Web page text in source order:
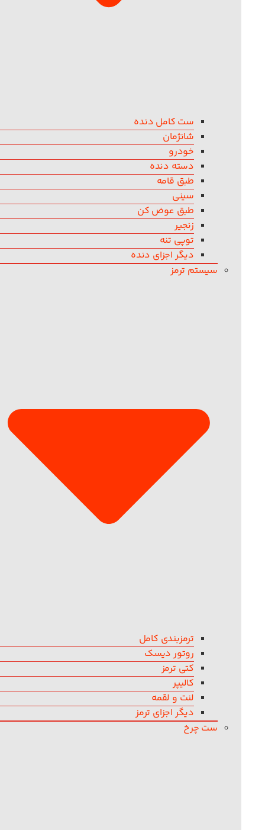
ست کامل دنده
شانژمان
خودرو
دسته دنده
طبق قامه
سینی
طبق عوض کن
زنجیر
توپی تنه
دیگر اجزای دنده
سیستم ترمز
ترمزبندی کامل
روتور دیسک
کتی ترمز
کالیپر
لنت و لقمه
دیگر اجزای ترمز
ست چرخ